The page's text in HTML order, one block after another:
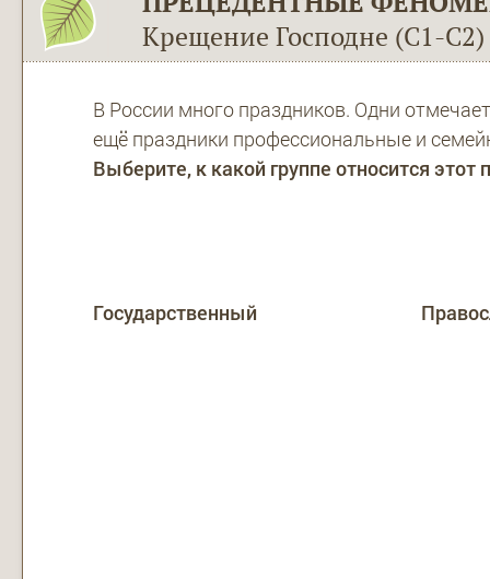
Крещение Господне (С1-С2)
В России много праздников. Одни
ещё праздники профессиональные и
Выберите, к какой группе относится этот
Государственный